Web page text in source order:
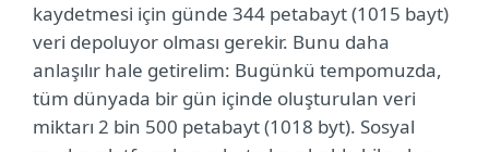
kaydetmesi için günde 344 petabayt (1015 bayt)
veri depoluyor olması gerekir. Bunu daha
anlaşılır hale getirelim: Bugünkü tempomuzda,
tüm dünyada bir gün içinde oluşturulan veri
miktarı 2 bin 500 petabayt (1018 byt). Sosyal